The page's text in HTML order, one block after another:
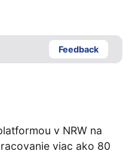
Feedback
v NRW na
viac ako 80